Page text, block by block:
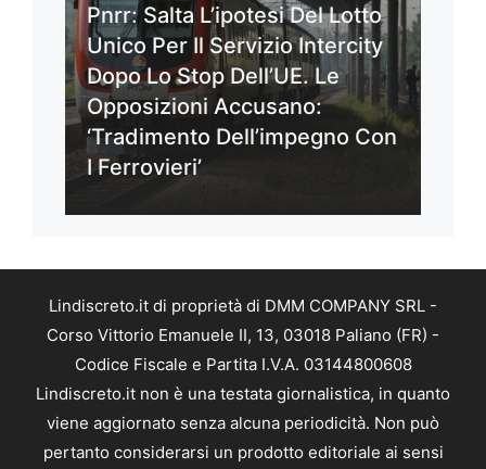
Pnrr: Salta L’ipotesi Del Lotto
Unico Per Il Servizio Intercity
Dopo Lo Stop Dell’UE. Le
Opposizioni Accusano:
‘Tradimento Dell’impegno Con
I Ferrovieri’
Lindiscreto.it di proprietà di DMM COMPANY SRL -
Corso Vittorio Emanuele II, 13, 03018 Paliano (FR) -
Codice Fiscale e Partita I.V.A. 03144800608
Lindiscreto.it non è una testata giornalistica, in quanto
viene aggiornato senza alcuna periodicità. Non può
pertanto considerarsi un prodotto editoriale ai sensi